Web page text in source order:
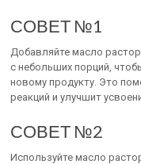
СОВЕТ №1
Добавляйте масло
с небольших порций,
новому продукту. Это
реакций и улучшит
СОВЕТ №2
Используйте масло